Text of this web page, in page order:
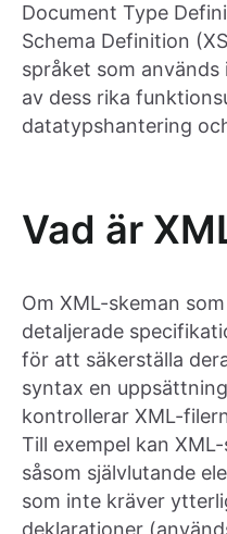
Document Type
Schema Definition
språket som
av dess rika
datatypshantering
Vad är
Om XML-skeman
detaljerade
för att säkerställa
syntax en
kontrollerar XML-
Till exempel kan
såsom självlutande
som inte kräver
deklarationer